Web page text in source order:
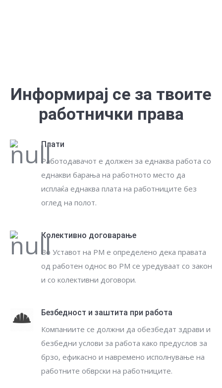
Информирај се за твоите
работнички права
Плати
Работодавачот е должен за еднаква работа со
еднакви барања на работното место да
исплаќа еднаква плата на работниците без
оглед на полот.
Колективно договарање
Во Уставот на РМ е определено дека правата
од работен однос во РМ се уредуваат со закон
и со колективни договори.
Безбедност и заштита при работа
Компаниите се должни да обезбедат здрави и
безбедни услови за работа како предуслов за
брзо, ефикасно и навремено исполнување на
работните обврски на работниците.